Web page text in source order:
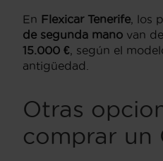
En Flexicar Tenerife , los
de segunda mano van
15.000 € , según el
antigüedad.
Otras
comprar un